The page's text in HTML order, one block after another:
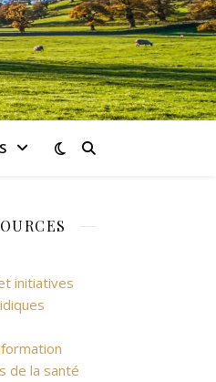
initiatives
de la santé